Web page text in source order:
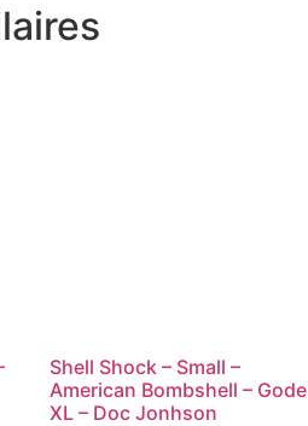
Shell Shock – Small –
American Bombshell – Gode
XL – Doc Jonhson